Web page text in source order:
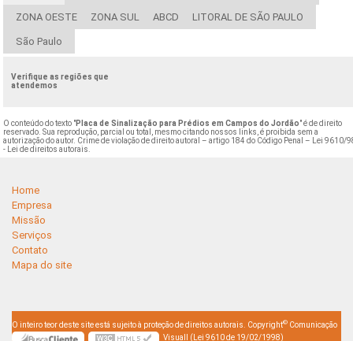
ZONA OESTE ZONA SUL ABCD LITORAL DE SÃO PAULO
São Paulo
Verifique as regiões que
atendemos
O conteúdo do texto "Placa de Sinalização para Prédios em Campos do Jordão" é de direito
reservado. Sua reprodução, parcial ou total, mesmo citando nossos links, é proibida sem a
autorização do autor. Crime de violação de direito autoral – artigo 184 do Código Penal – Lei 9610/
- Lei de direitos autorais.
Home
Empresa
Missão
Serviços
Contato
Mapa do site
O inteiro teor deste site está sujeito à proteção de direitos autorais. Copyright© Comunicação
Visuall (Lei 9610 de 19/02/1998)